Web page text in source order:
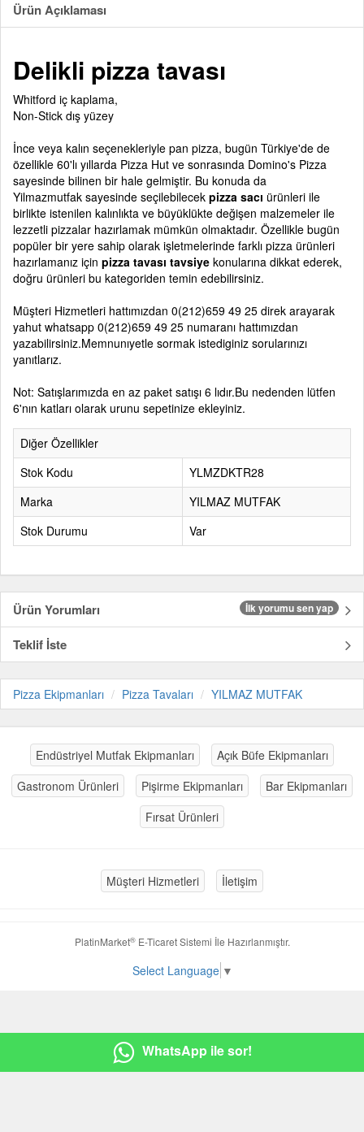
WhatsApp ile sor!
Ürün Açıklaması
Delikli pizza tavası
Whitford iç kaplama,
Non-Stick dış yüzey
İnce veya kalın seçenekleriyle pan pizza, bugün Türkiye'de de
özellikle 60'lı yıllarda Pizza Hut ve sonrasında Domino's Pizza
sayesinde bilinen bir hale gelmiştir. Bu konuda da
Yilmazmutfak sayesinde seçilebilecek pizza sacı ürünleri ile
birlikte istenilen kalınlıkta ve büyüklükte değişen malzemeler ile
lezzetli pizzalar hazırlamak mümkün olmaktadır. Özellikle bugün
popüler bir yere sahip olarak işletmelerinde farklı pizza ürünleri
hazırlamanız için pizza tavası tavsiye konularına dikkat ederek,
doğru ürünleri bu kategoriden temin edebilirsiniz.
Müşteri Hizmetleri hattımızdan 0(212)659 49 25 direk arayarak
yahut whatsapp 0(212)659 49 25 numaranı hattımızdan
yazabilirsiniz.Memnunıyetle sormak istediginiz sorularınızı
yanıtlarız.
Not: Satışlarımızda en az paket satışı 6 lıdır.Bu nedenden lütfen
6'nın katları olarak urunu sepetinize ekleyiniz.
Diğer Özellikler
Stok Kodu
YLMZDKTR28
Marka
YILMAZ MUTFAK
Stok Durumu
Var
Ürün Yorumları İlk yorumu sen yap
Teklif İste
Pizza Ekipmanları Pizza Tavaları YILMAZ MUTFAK
Endüstriyel Mutfak Ekipmanları
Açık Büfe Ekipmanları
Gastronom Ürünleri
Pişirme Ekipmanları
Bar Ekipmanları
Fırsat Ürünleri
Müşteri Hizmetleri İletişim
PlatinMarket®E-Ticaret Sistemi İle Hazırlanmıştır.
Select Language ▼